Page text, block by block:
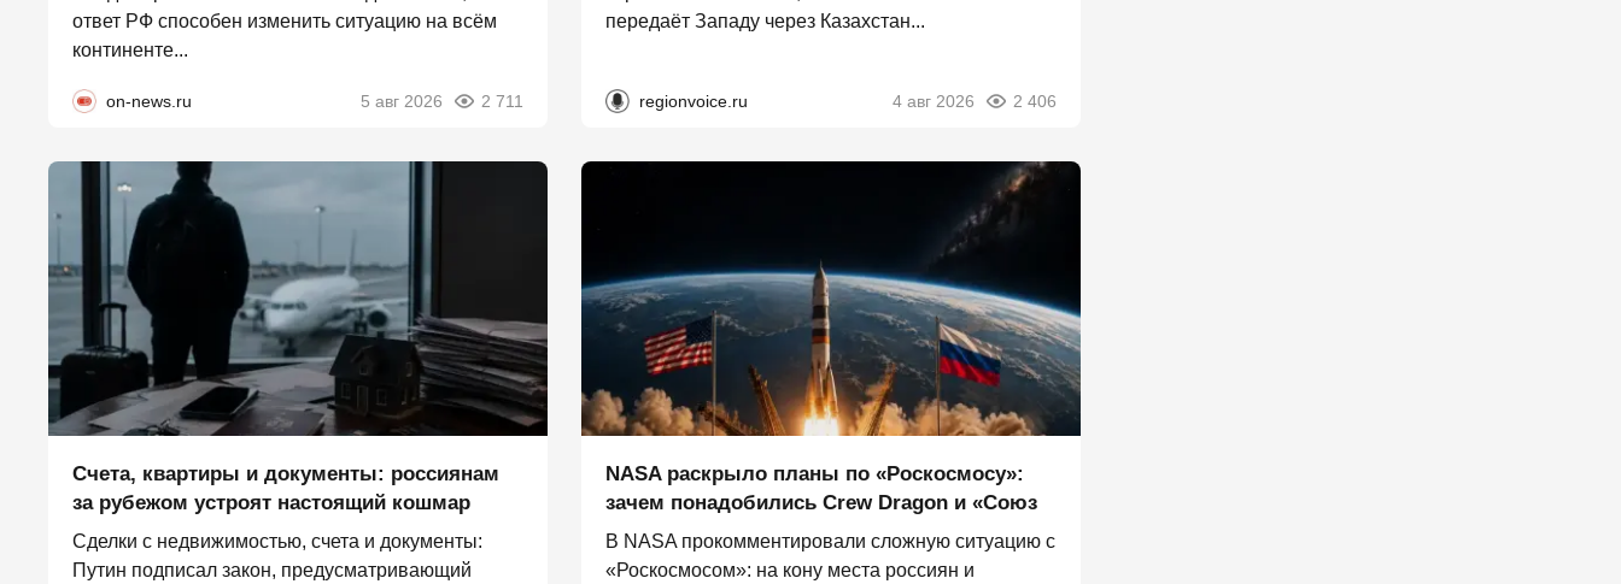
ответ РФ способен изменить ситуацию на всём
континенте...
on-news.ru 5 авг 2026 2 711
передаёт Западу через Казахстан...
regionvoice.ru 4 авг 2026 2 406
Счета, квартиры и документы: россиянам
за рубежом устроят настоящий кошмар
Сделки с недвижимостью, счета и документы:
Путин подписал закон, предусматривающий
NASA раскрыло планы по «Роскосмосу»:
зачем понадобились Crew Dragon и «Союз
В NASA прокомментировали сложную ситуацию с
«Роскосмосом»: на кону места россиян и